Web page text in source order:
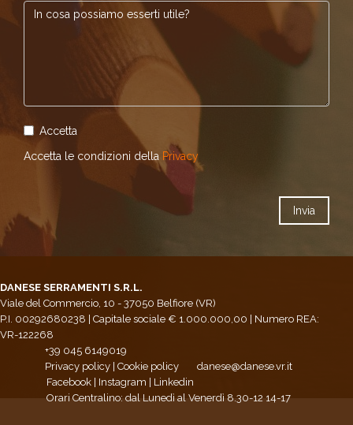
Accetta
Accetta le condizioni della Privacy
DANESE SERRAMENTI S.R.L.
Viale del Commercio, 10 - 37050 Belfiore (VR)
P.I. 00292680238 | Capitale sociale € 1.000.000,00 | Numero REA:
VR-122268
+39 045 6149019
Privacy policy Cookie policy
danese@danese.vr.it
Facebook
Instagram
Linkedin
Orari Centralino: dal Lunedì al Venerdì 8.30-12 14-17